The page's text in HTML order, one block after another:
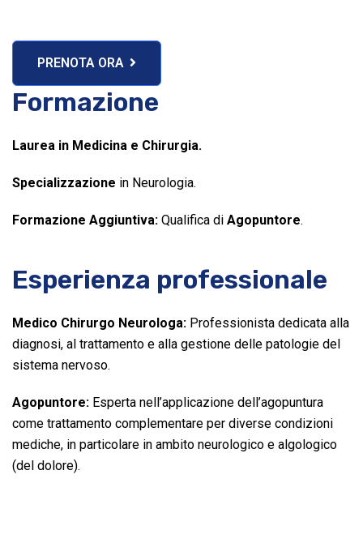
PRENOTA ORA
Formazione
Laurea in Medicina e Chirurgia.
Specializzazione in Neurologia.
Formazione Aggiuntiva: Qualifica di Agopuntore.
Esperienza professionale
Medico Chirurgo Neurologa: Professionista dedicata alla
diagnosi, al trattamento e alla gestione delle patologie del
sistema nervoso.
Agopuntore: Esperta nell’applicazione dell’agopuntura
come trattamento complementare per diverse condizioni
mediche, in particolare in ambito neurologico e algologico
(del dolore).